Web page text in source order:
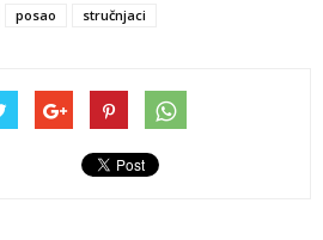
posao stručnjaci